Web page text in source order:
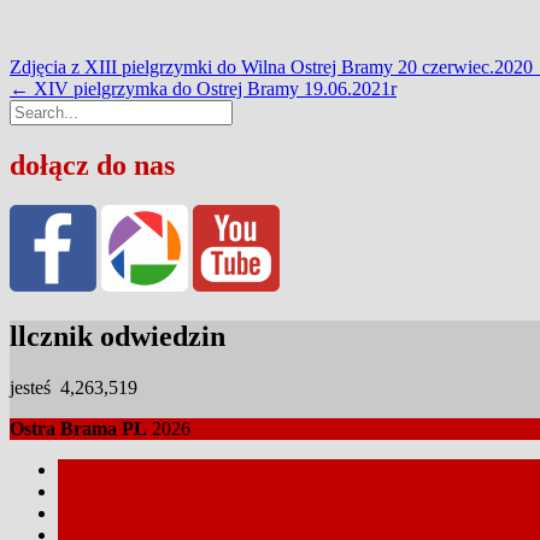
Post
navigation
Zdjęcia z XIII pielgrzymki do Wilna Ostrej Bramy 20 czerwiec.2020
← XIV pielgrzymka do Ostrej Bramy 19.06.2021r
dołącz do nas
llcznik odwiedzin
jesteś 4,263,519
Ostra Brama PL 2026